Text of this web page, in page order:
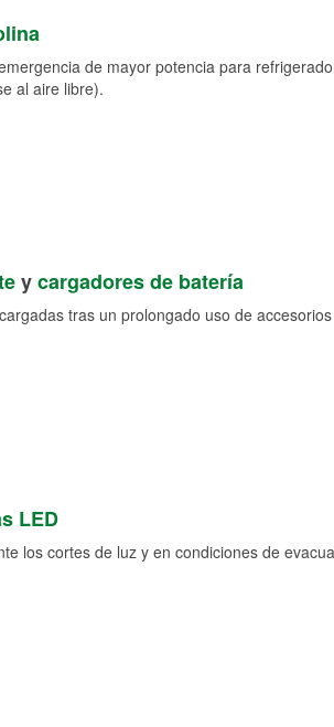
de mayor potencia para
al aire libre).
ycargadores de batería
tras un prolongado uso de
LED
los cortes de luz y en condiciones de